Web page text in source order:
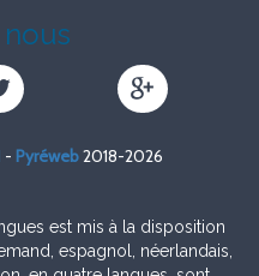
Château
sur
Château
- Pyréweb2018-2026
est mis à la disposition
espagnol, néerlandais,